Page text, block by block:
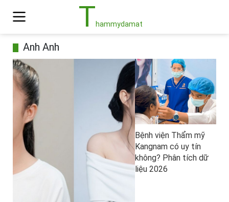
Thammydamat
Anh Anh
Bệnh viện Thẩm mỹ
Kangnam có uy tín
không? Phân tích dữ
liệu 2026